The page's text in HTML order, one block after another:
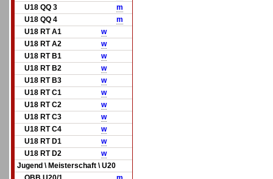
U18 QQ 3
m
U18 QQ 4
m
U18 RT A1
w
U18 RT A2
w
U18 RT B1
w
U18 RT B2
w
U18 RT B3
w
U18 RT C1
w
U18 RT C2
w
U18 RT C3
w
U18 RT C4
w
U18 RT D1
w
U18 RT D2
w
Jugend \ Meisterschaft \ U20